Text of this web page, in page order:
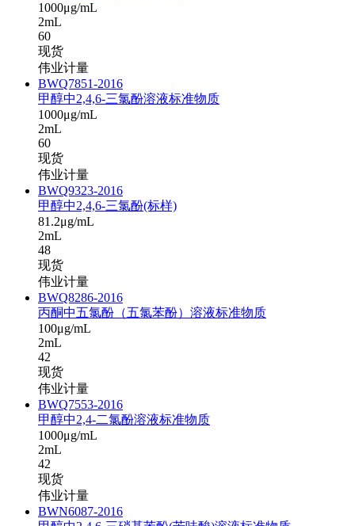
1000μg/mL
2mL
60
现货
伟业计量
BWQ7851-2016
甲醇中2,4,6-三氯酚溶液标准物质
1000μg/mL
2mL
60
现货
伟业计量
BWQ9323-2016
甲醇中2,4,6-三氯酚(标样)
81.2μg/mL
2mL
48
现货
伟业计量
BWQ8286-2016
丙酮中五氯酚（五氯苯酚）溶液标准物质
100μg/mL
2mL
42
现货
伟业计量
BWQ7553-2016
甲醇中2,4-二氯酚溶液标准物质
1000μg/mL
2mL
42
现货
伟业计量
BWN6087-2016